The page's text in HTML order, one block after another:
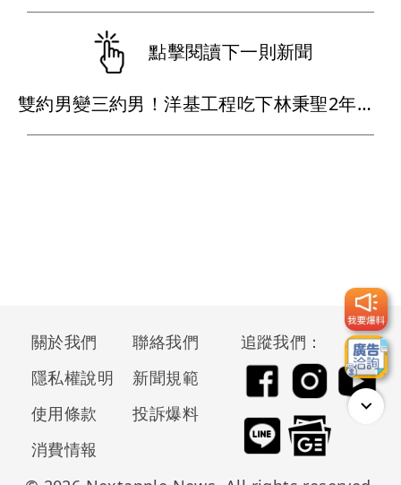
點擊閱讀下一則新聞
雙約男變三約男！洋基工程吃下林秉聖2年合約 戰神超暖背官司又送球員
關於我們
聯絡我們
隱私權說明
新聞規範
使用條款
投訴爆料
消費情報
追蹤我們：